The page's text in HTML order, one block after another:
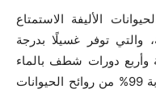
الأليفة الاستمتاع
والتي توفر غسيلًا بدرجة
60 درجة مئوية وأربع دورات شطف بالماء
الدافئ، مما يزيل بشكل فعال أي بقرابة 99% من روائح الحيوانات